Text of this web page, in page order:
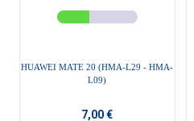
HUAWEI MATE 20 (HMA-L29 - HMA-
L09)
7,00 €